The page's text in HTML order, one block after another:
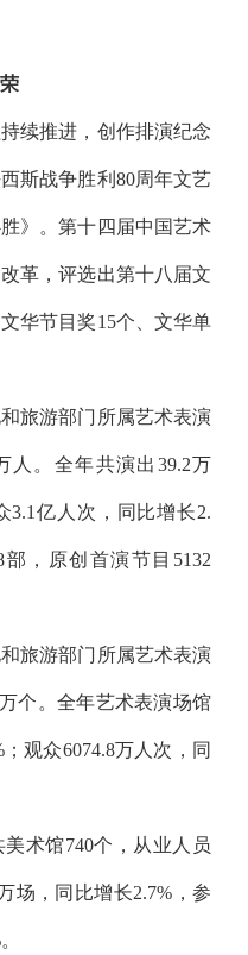
续推进，创作排演纪念
斯战争胜利80周年文艺
》。第十四届中国艺术
革，评选出第十八届文
华节目奖15个、文华单
旅游部门所属艺术表演
人。全年共演出39.2万
3.1亿人次，同比增长2.
，原创首演节目5132
旅游部门所属艺术表演
个。全年艺术表演场馆
观众6074.8万人次，同
术馆740个，从业人员
场，同比增长2.7%，参
。